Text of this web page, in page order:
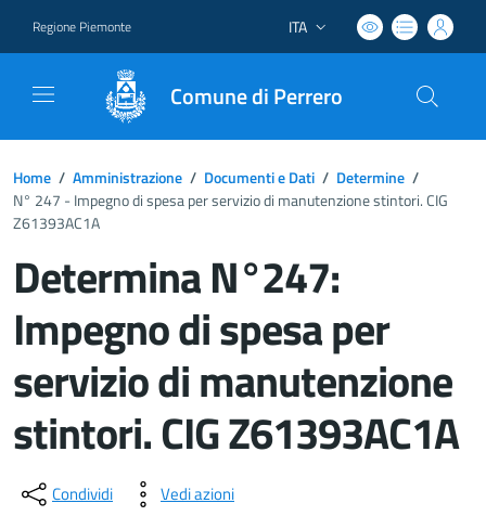
Regione Piemonte Lingua attiva:
ITA
Comune di Perrero
Home / Amministrazione / Documenti e Dati / Determine /
N° 247 - Impegno di spesa per servizio di manutenzione stintori. CIG
Z61393AC1A
Determina N°247:
Impegno di spesa per
servizio di manutenzione
stintori. CIG Z61393AC1A
Dettagli del documento
Condividi Vedi azioni